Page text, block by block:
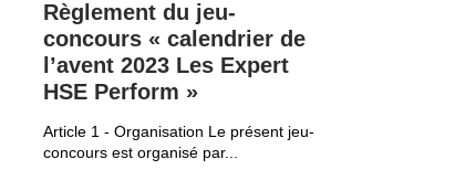
Règlement du jeu-
concours « calendrier de
l’avent 2023 Les Expert
HSE Perform »
Article 1 - Organisation Le présent jeu-
concours est organisé par...